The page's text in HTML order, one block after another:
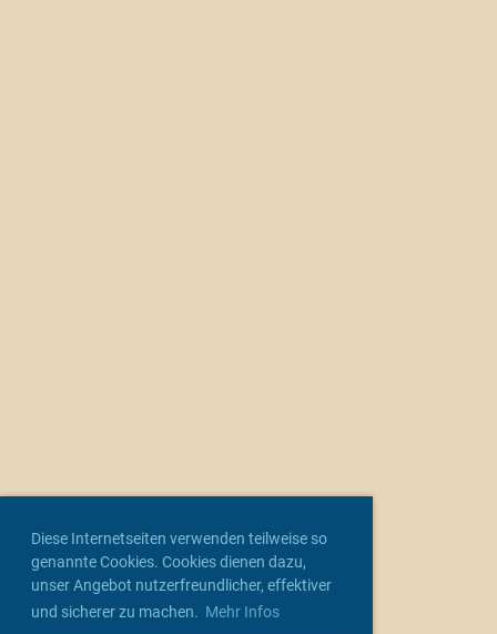
Diese Internetseiten verwenden teilweise so
genannte Cookies. Cookies dienen dazu,
unser Angebot nutzerfreundlicher, effektiver
und sicherer zu machen. Mehr Infos